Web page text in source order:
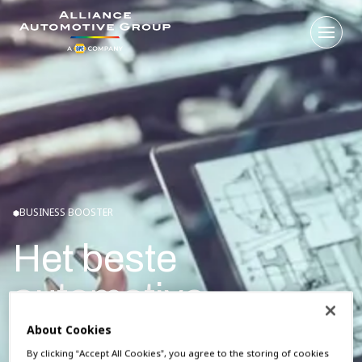
Ga naar de homepagina
Het beste
automotive
bestelplatform
BUSINESS BOOSTER
About Cookies
By clicking “Accept All Cookies”, you agree to the storing of cookies